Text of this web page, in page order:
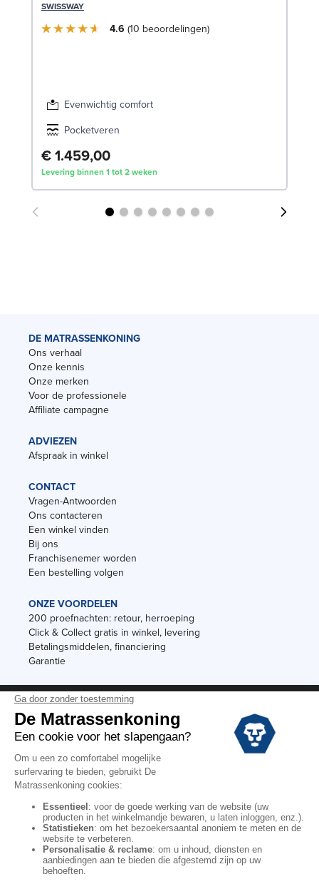
SWISSWAY
4.6 10 beoordelingen
Evenwichtig comfort
Pocketveren
€ 1.459,00
Levering binnen 1 tot 2 weken
DE MATRASSENKONING
Ons verhaal
Onze kennis
Onze merken
Voor de professionele
Affiliate campagne
ADVIEZEN
Afspraak in winkel
CONTACT
Vragen-Antwoorden
Ons contacteren
Een winkel vinden
Bij ons
Franchisenemer worden
Een bestelling volgen
ONZE VOORDELEN
200 proefnachten: retour, herroeping
Click & Collect gratis in winkel, levering
Betalingsmiddelen, financiering
Garantie
Vermeldingen
Black Friday
Voorraadverkoop
Algemene verkoopvoorwaarden voor winkels
Algemene verkoopvoorwaarden op internet
Wettelijke Bepalingen
Persoonlijke gegevens
Kortingscodes De Matrassenkoning